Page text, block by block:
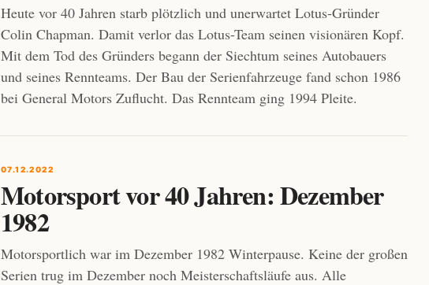
Heute vor 40 Jahren starb plötzlich und unerwartet Lotus-Gründer
Colin Chapman. Damit verlor das Lotus-Team seinen visionären Kopf.
Mit dem Tod des Gründers begann der Siechtum seines Autobauers
und seines Rennteams. Der Bau der Serienfahrzeuge fand schon 1986
bei General Motors Zuflucht. Das Rennteam ging 1994 Pleite.
07.12.2022
Motorsport vor 40 Jahren: Dezember
1982
Motorsportlich war im Dezember 1982 Winterpause. Keine der großen
Serien trug im Dezember noch Meisterschaftsläufe aus. Alle